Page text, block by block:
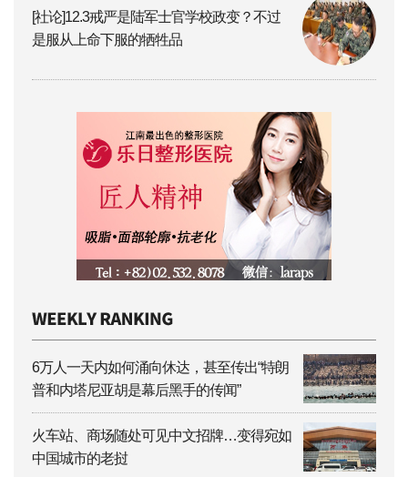
[社论]12.3戒严是陆军士官学校政变？不过
是服从上命下服的牺牲品
6万人一天内如何涌向休达，甚至传出“特朗
普和内塔尼亚胡是幕后黑手的传闻”
火车站、商场随处可见中文招牌…变得宛如
中国城市的老挝